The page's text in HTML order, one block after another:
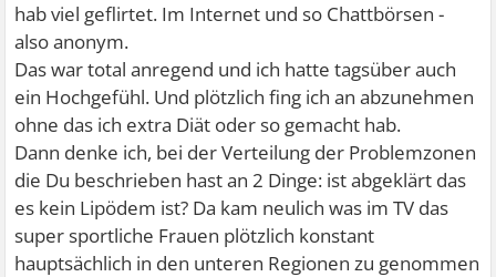
hab viel geflirtet. Im Internet und so Chattbörsen -
also anonym.
Das war total anregend und ich hatte tagsüber auch
ein Hochgefühl. Und plötzlich fing ich an abzunehmen
ohne das ich extra Diät oder so gemacht hab.
Dann denke ich, bei der Verteilung der Problemzonen
die Du beschrieben hast an 2 Dinge: ist abgeklärt das
es kein Lipödem ist? Da kam neulich was im TV das
super sportliche Frauen plötzlich konstant
hauptsächlich in den unteren Regionen zu genommen